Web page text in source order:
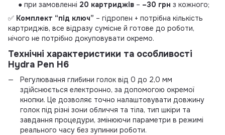
● при замовленні 20 картриджів – –30 грн з кожного;
✅ Комплект “під ключ” – гідропен + потрібна кількість
картриджів, все відразу сумісне й готове до роботи,
нічого не потрібно докуповувати окремо.
Технічні характеристики та особливості
Hydra Pen H6
Регулювання глибини голок від 0 до 2,0 мм
здійснюється електронно, за допомогою окремої
кнопки. Це дозволяє точно налаштовувати довжину
голок під різні зони обличчя та тіла, тип шкіри та
завдання процедури, змінюючи параметри в режимі
реального часу без зупинки роботи.